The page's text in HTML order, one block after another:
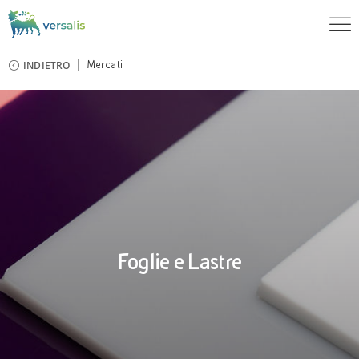
INDIETRO Mercati
Foglie e Lastre